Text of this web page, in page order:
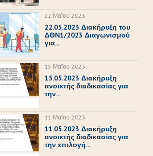
22 Μαΐου 2023
22.05.2023 Διακήρυξη του
ΔΘΝ1/2023 Διαγωνισμού
για...
15 Μαΐου 2023
15.05.2023 Διακήρυξη
ανοικτής διαδικασίας για
την...
11 Μαΐου 2023
11.05.2023 Διακήρυξη
ανοικτής διαδικασίας για
την επιλογή...